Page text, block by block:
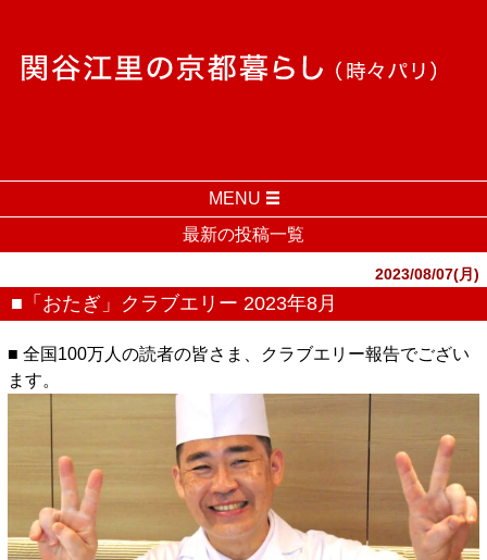
MENU
最新の投稿一覧
2023/08/07(月)
■「おたぎ」クラブエリー 2023年8月
■ 全国100万人の読者の皆さま、クラブエリー報告でござい
ます。